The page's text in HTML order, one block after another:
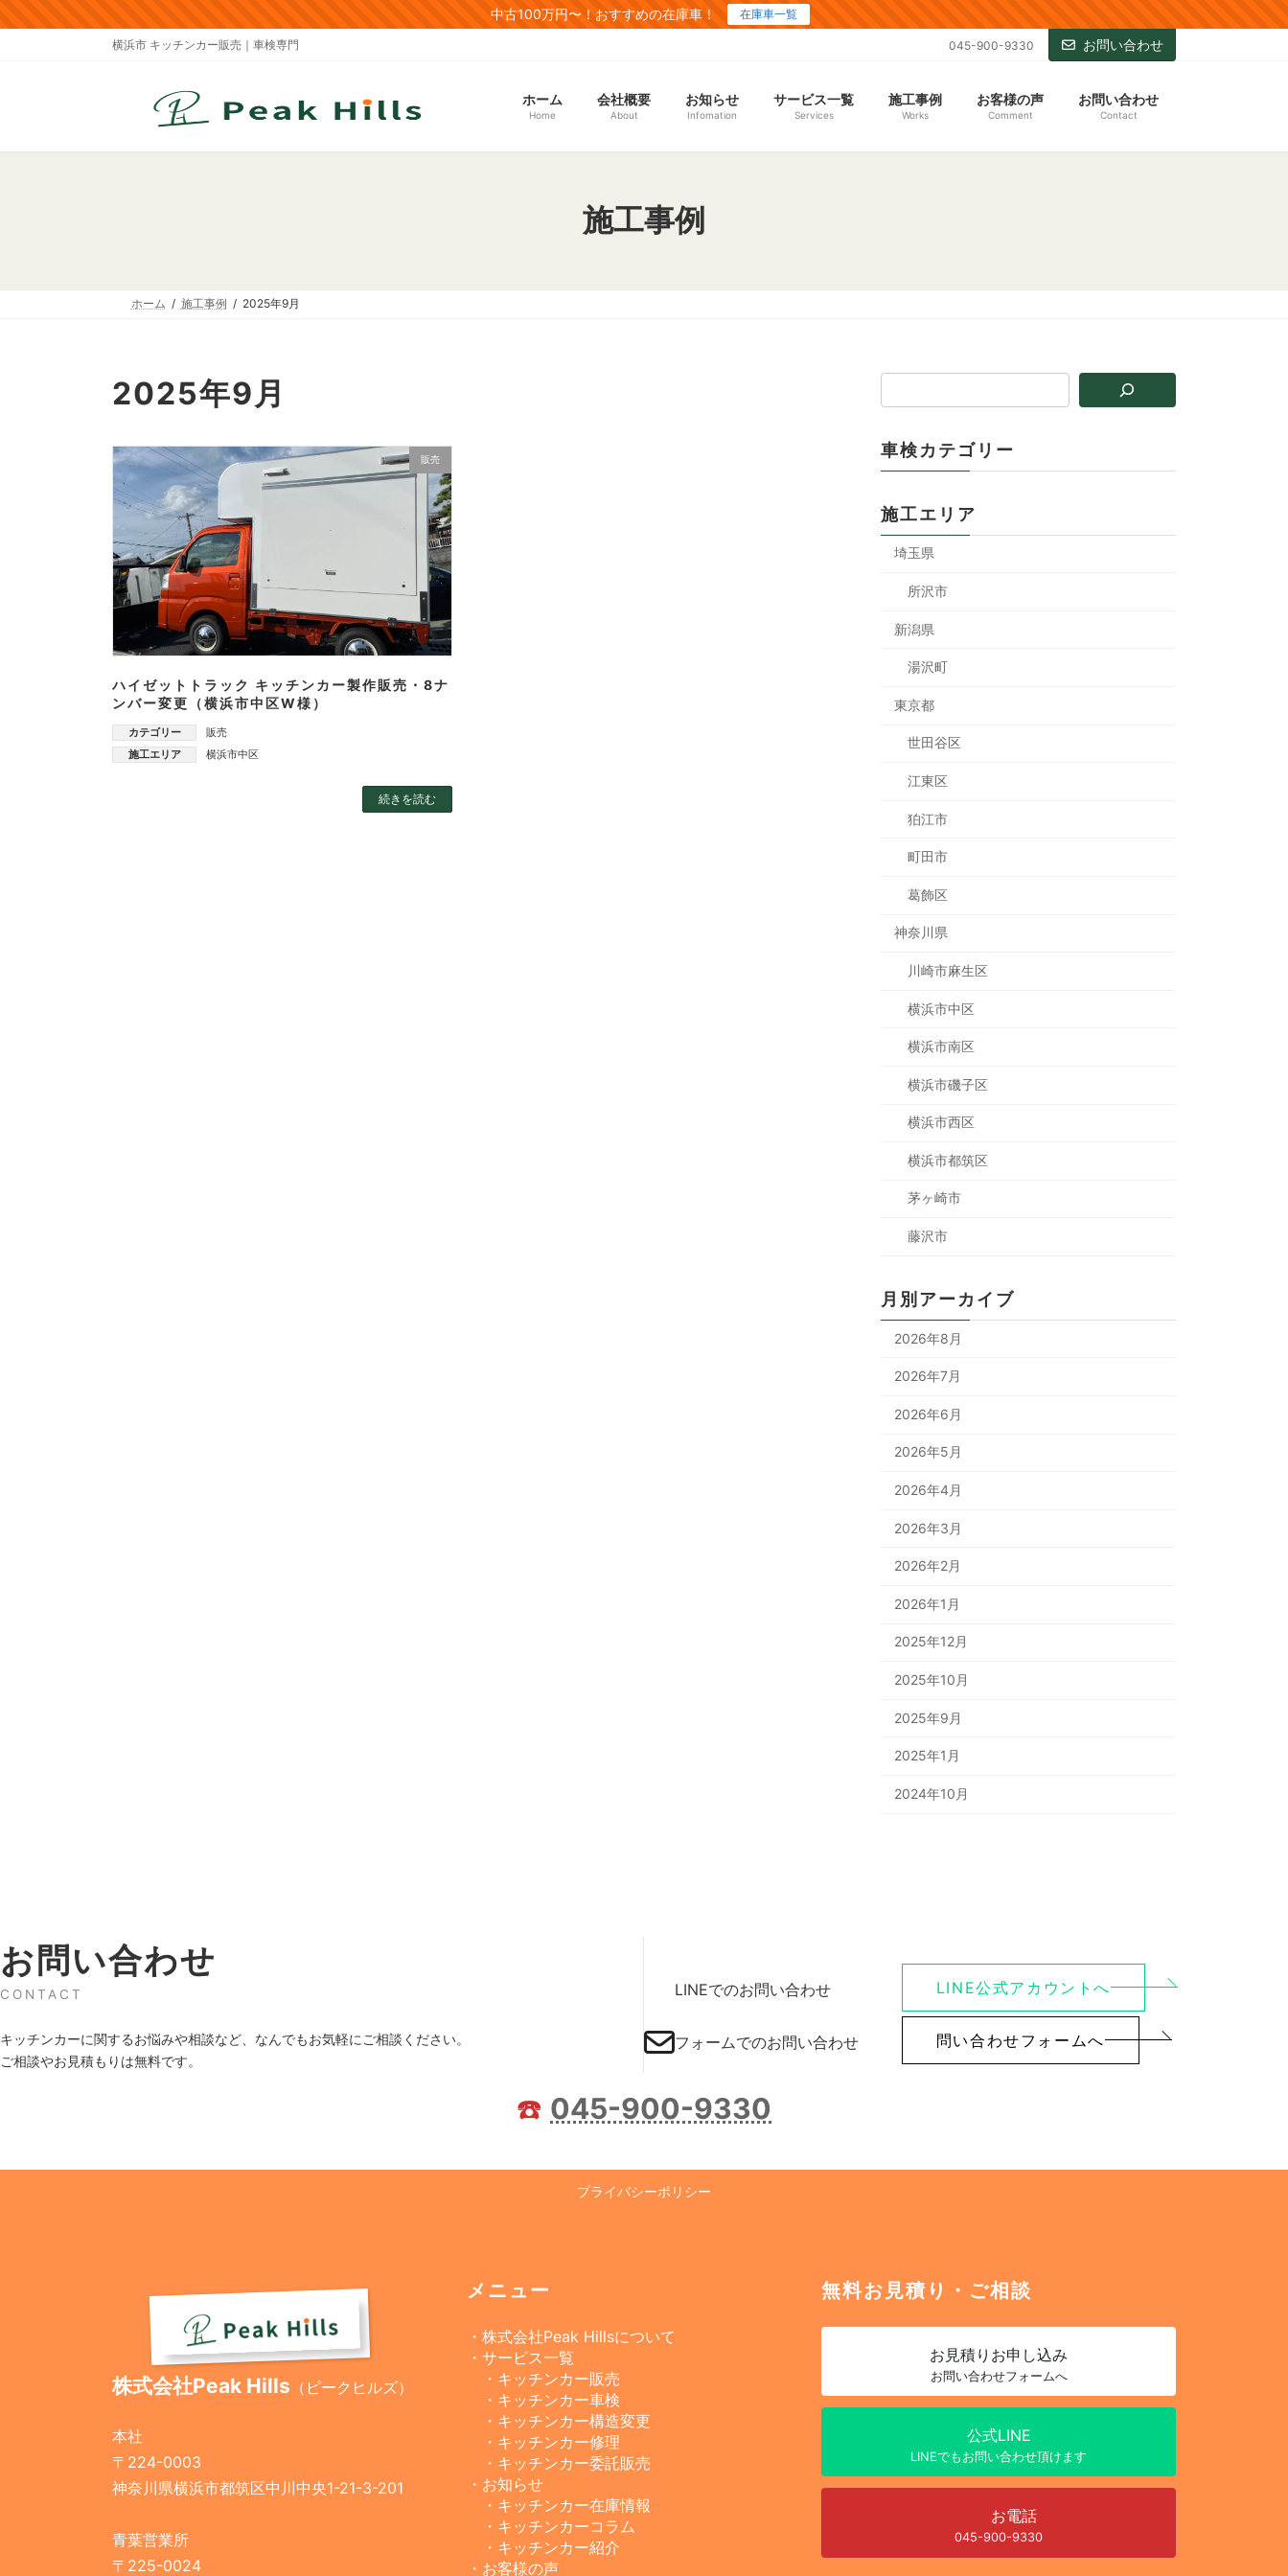
ン
キ
ビ
に
中古100万円〜！おすすめの在庫車！ 在庫車一覧
横浜市 キッチンカー販売｜車検専門 045-900-9330 お問い合わせ
ホーム
Home
会社概要
About
お知らせ
Infomation
サービス一覧
Services
施工事例
Works
お客様の声
Comment
お問い合わせ
Contact
施工事例
ホーム 施工事例 2025年9月
2025年9月
販売
ハイゼットトラック キッチンカー製作販売・8ナ
ンバー変更（横浜市中区W様）
カテゴリー
販売
施工エリア
横浜市中区
続きを読む
車検カテゴリー
施工エリア
埼玉県
所沢市
新潟県
湯沢町
東京都
世田谷区
江東区
狛江市
町田市
葛飾区
神奈川県
川崎市麻生区
横浜市中区
横浜市南区
横浜市磯子区
横浜市西区
横浜市都筑区
茅ヶ崎市
藤沢市
月別アーカイブ
2026年8月
2026年7月
2026年6月
2026年5月
2026年4月
2026年3月
2026年2月
2026年1月
2025年12月
2025年10月
2025年9月
2025年1月
2024年10月
お問い合わせ
CONTACT
キッチンカーに関するお悩みや相談など、なんでもお気軽にご相談ください。
ご相談やお見積もりは無料です。
LINEでのお問い合わせ LINE公式アカウントへ
フォームでのお問い合わせ 問い合わせフォームへ
☎️ 045-900-9330
プライバシーポリシー
株式会社Peak Hills （ピークヒルズ）
本社
〒224-0003
神奈川県横浜市都筑区中川中央1-21-3-201
青葉営業所
〒225-0024
メニュー
・株式会社Peak Hillsについて
・サービス一覧
・キッチンカー販売
・キッチンカー車検
・キッチンカー構造変更
・キッチンカー修理
・キッチンカー委託販売
・お知らせ
・キッチンカー在庫情報
・キッチンカーコラム
・キッチンカー紹介
・お客様の声
無料お見積り・ご相談
お見積り お申し込み
お問い合わせフォームへ
公式LINE
LINEでもお問い合わせ頂けます
お電話
045-900-9330